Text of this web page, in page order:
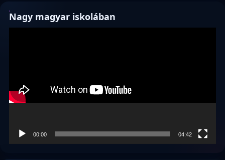
Nagy magyar iskolában
00:00 04:42